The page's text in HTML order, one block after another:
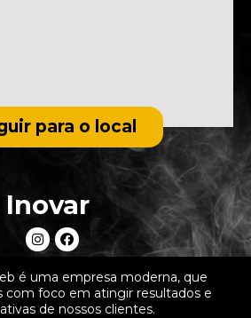
para o local
Inovar
é uma empresa moderna, que
com foco em atingir resultados e
de nossos clientes.